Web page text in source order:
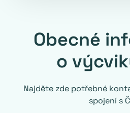
Obecné
o
Najděte zde potřebné
spojení s